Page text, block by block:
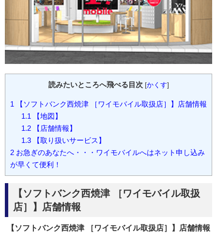
読みたいところへ飛べる目次 [かくす]
1 【ソフトバンク西焼津 ［ワイモバイル取扱店］】店舗情報
1.1【地図】
1.2【店舗情報】
1.3【取り扱いサービス】
2 お急ぎのあなたへ・・・ワイモバイルへはネット申し込み
が早くて便利！
【ソフトバンク西焼津 ［ワイモバイル取扱
店］】店舗情報
【ソフトバンク西焼津 ［ワイモバイル取扱店］】店舗情報